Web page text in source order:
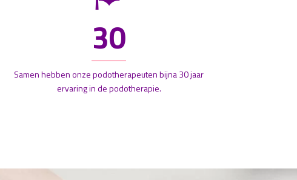
30
Samen hebben onze podotherapeuten bijna 30 jaar
ervaring in de podotherapie.